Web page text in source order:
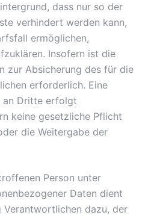
dass nur so der
verhindert werden kann,
ermöglichen,
Insofern ist die
zur Absicherung des für die
erforderlich. Eine
an Dritte erfolgt
keine gesetzliche Pflicht
die Weitergabe der
Person unter
Daten dient
dazu, der